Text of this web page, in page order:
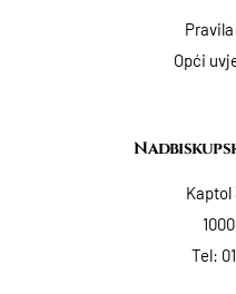
Opći
Kaptol
Tel: